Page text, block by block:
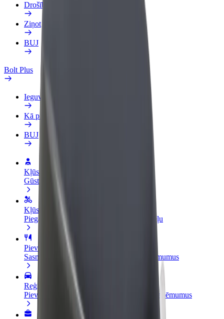
Drošības laboratorija
Ziņot
BUJ
Bolt Plus
Ieguvumi
Kā pievienoties
BUJ
Kļūsti par autovadītāju
Gūsti ieņēmumus, kā vēlies
Kļūsti par kurjeru
Piegādā ēdienu un saņem izmaksu ik nedēļu
Pievieno restorānu vai veikalu
Sasniedz vairāk klientu un paaugstini ieņēmumus
Reģistrējies kā autoparka īpašnieks
Pievieno savu autoparku Bolt un palielini ieņēmumus